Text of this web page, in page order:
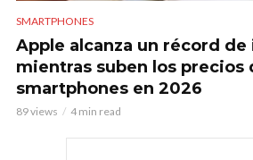
SMARTPHONES
Apple alcanza un récord de
mientras suben los precios
smartphones en 2026
89 views 4 min read